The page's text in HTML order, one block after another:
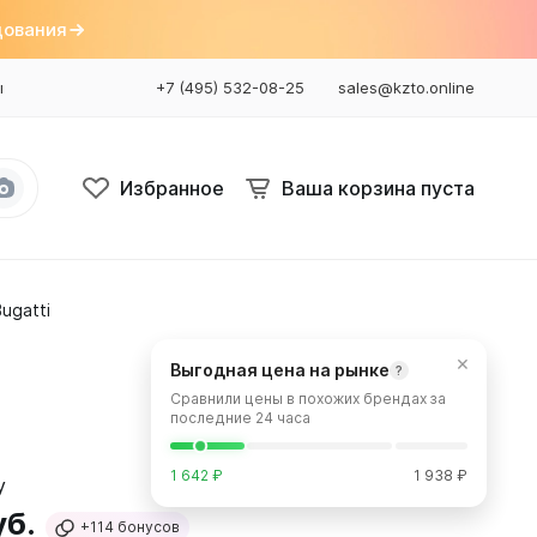
+7 (495) 532-08-25 sales@kzto.online
Избранное Ваша корзина пуста
Bataria Retro 2
Bataria Retro 3
+114 бонусов
×
Выгодная цена на рынке ?
Сравнили цены в похожих брендах за
последние 24 часа
1 642 ₽ 1 938 ₽